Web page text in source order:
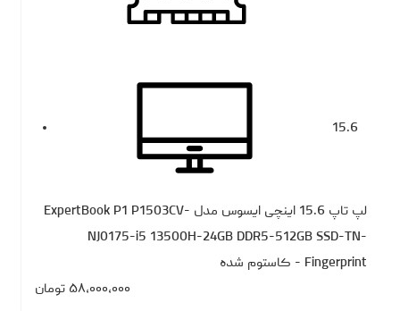
15.6
لپ تاپ 15.6 اینچی ایسوس مدل ExpertBook P1 P1503CV-
NJ0175-i5 13500H-24GB DDR5-512GB SSD-TN-
Fingerprint - کاستوم شده
۵۸،۰۰۰،۰۰۰ تومان